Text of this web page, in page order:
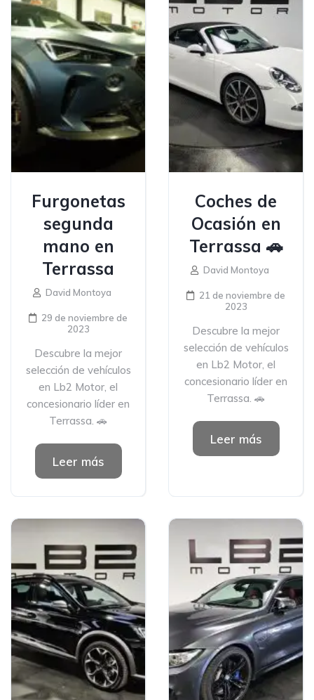
Furgonetas
segunda
mano en
Terrassa
David Montoya
29 de noviembre de
2023
Descubre la mejor
selección de vehículos
en Lb2 Motor, el
concesionario líder en
Terrassa. 🚗
Leer más
Coches de
Ocasión en
Terrassa 🚗
David Montoya
21 de noviembre de
2023
Descubre la mejor
selección de vehículos
en Lb2 Motor, el
concesionario líder en
Terrassa. 🚗
Leer más